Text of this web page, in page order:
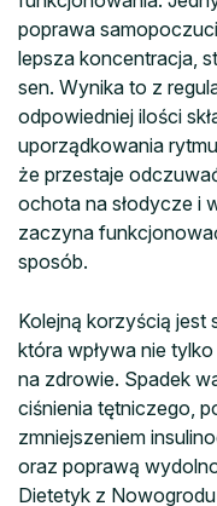
poprawa
lepsza koncentracja,
sen. Wynika to z
odpowiedniej ilości
uporządkowania
że przestaje
ochota na słodycze i
zaczyna
sposób.
Kolejną korzyścią jest
która wpływa nie
na zdrowie. Spadek
ciśnienia tętniczego,
zmniejszeniem
oraz poprawą
Dietetyk z